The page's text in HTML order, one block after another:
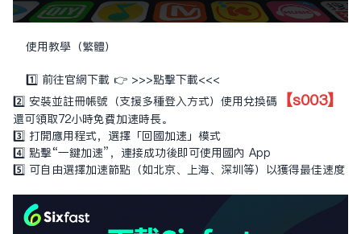
使用教學（繁體）
1️⃣ 前往官網下載 👉 >>>點擊下載<<<
2️⃣ 安裝並註冊帳號（支援多種登入方式）使用兌換碼
【s003】
還可領取72小時免費加速時長。
3️⃣ 打開應用程式，選擇「回國加速」模式
4️⃣ 點擊“一鍵加速”，連接成功後即可使用國內 App
5️⃣ 可自由選擇加速節點（如北京、上海、深圳等）以獲得最佳速度